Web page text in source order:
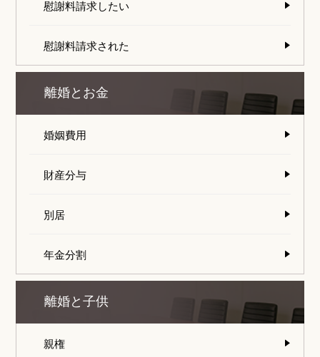
慰謝料請求したい
慰謝料請求された
離婚とお金
婚姻費用
財産分与
別居
年金分割
離婚と子供
親権